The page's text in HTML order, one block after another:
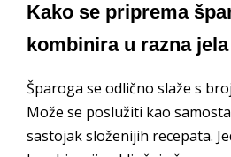
Kako se priprema
kombinira u razna jela
Šparoga se odlično slaže s
Može se poslužiti kao
sastojak složenijih recepata.